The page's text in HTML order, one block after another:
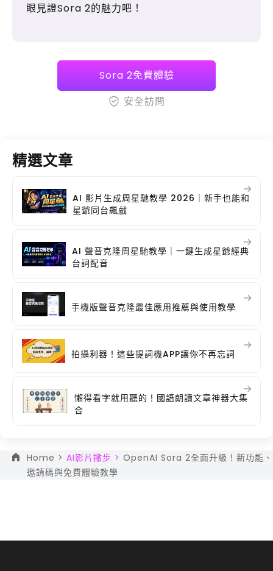
眼見證Sora 2的魅力吧！
Sora 2免費體驗
安全訪問
精選文章
AI 影片生成周星馳教學 2026｜新手也能和
星爺同台飆戲
AI 聲音克隆周星馳教學｜一鍵生成星爺經典
台詞配音
手機版聲音克隆最佳應用推薦與使用教學
拍攝利器！這些提詞機APP讓你不再忘詞
懶得看字就用聽的！國語朗讀文章神器大集
合
Home > AI影片撇步 > OpenAI Sora 2全面升級！新功能、
邀請碼與免費體驗教學